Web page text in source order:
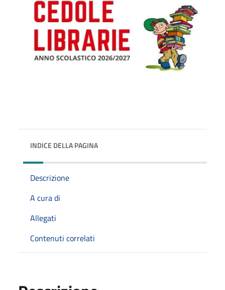
INDICE DELLA PAGINA
Descrizione
A cura di
Allegati
Contenuti correlati